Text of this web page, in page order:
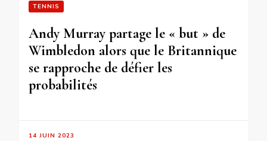
TENNIS
Andy Murray partage le « but » de
Wimbledon alors que le Britannique
se rapproche de défier les
probabilités
14 JUIN 2023